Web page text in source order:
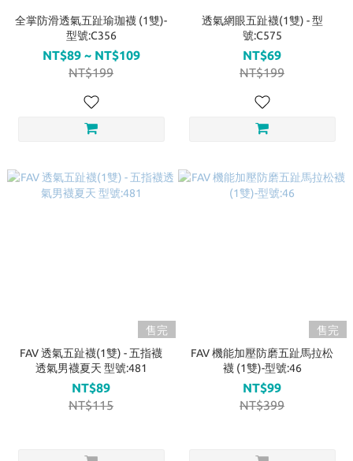
全掌防滑透氣五趾瑜珈襪 (1雙)-
型號:C356
NT$89 ~ NT$109
NT$199
透氣網眼五趾襪(1雙) - 型
號:C575
NT$69
NT$199
售完
FAV 透氣五趾襪(1雙) - 五指襪
透氣男襪夏天 型號:481
NT$89
NT$115
售完
FAV 機能加壓防磨五趾馬拉松
襪 (1雙)-型號:46
NT$99
NT$399